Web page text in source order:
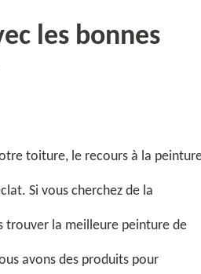
les bonnes
toiture, le recours à la
Si vous cherchez de la
trouver la meilleure peinture de
avons des produits pour